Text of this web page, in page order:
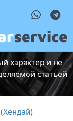
характер и не
статьей